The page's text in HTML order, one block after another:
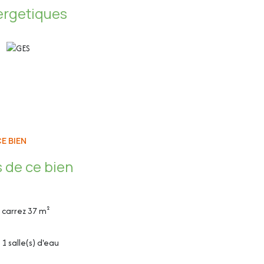
en double vitrage
BIEN
ce bien
carrez 37 m²
1 salle(s) d'eau